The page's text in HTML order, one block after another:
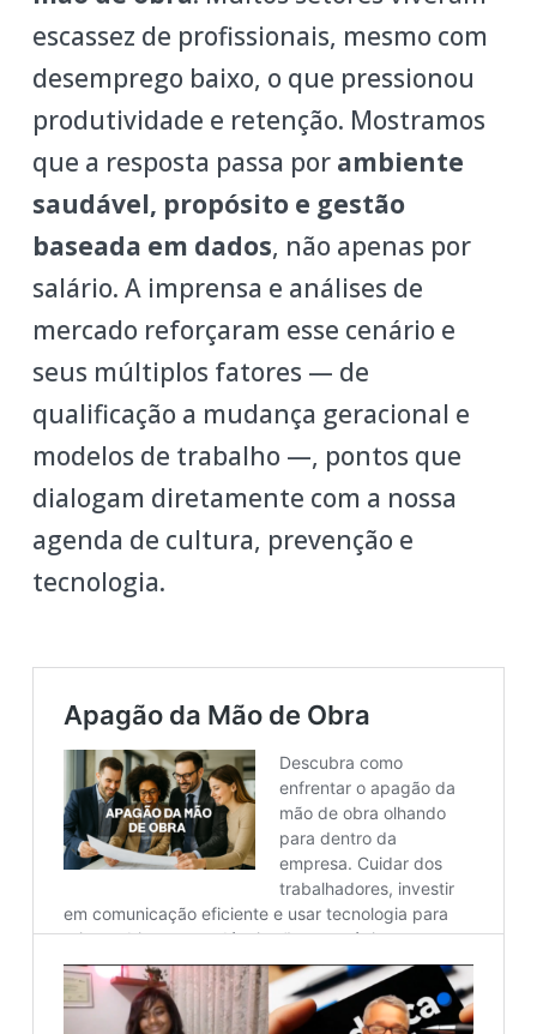
escassez de profissionais, mesmo com
desemprego baixo, o que pressionou
produtividade e retenção. Mostramos
que a resposta passa por ambiente
saudável, propósito e gestão
baseada em dados, não apenas por
salário. A imprensa e análises de
mercado reforçaram esse cenário e
seus múltiplos fatores — de
qualificação a mudança geracional e
modelos de trabalho —, pontos que
dialogam diretamente com a nossa
agenda de cultura, prevenção e
tecnologia.